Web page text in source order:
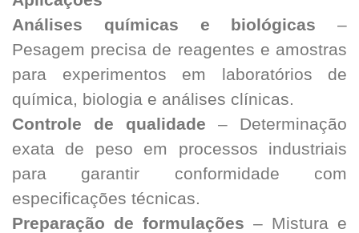
Análises químicas e biológicas –
Pesagem precisa de reagentes e amostras
para experimentos em laboratórios de
química, biologia e análises clínicas.
Controle de qualidade – Determinação
exata de peso em processos industriais
para garantir conformidade com
especificações técnicas.
Preparação de formulações – Mistura e